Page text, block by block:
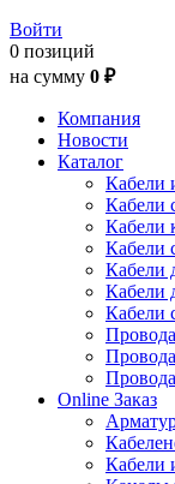
Войти
0 позиций
на сумму 0 ₽
Компания
Новости
Каталог
Кабели
Кабели
Кабели
Кабели
Кабели
Кабели
Кабели
Online Заказ
Кабели